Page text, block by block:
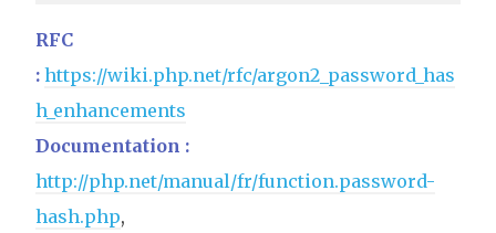
RFC
: https://wiki.php.net/rfc/argon2_password_has
h_enhancements
Documentation :
http://php.net/manual/fr/function.password-
hash.php,